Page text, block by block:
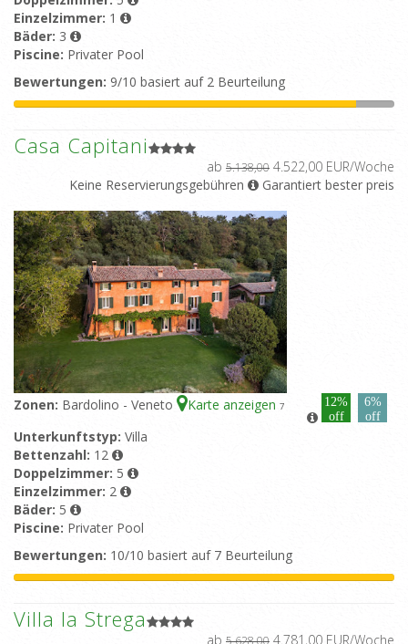
Einzelzimmer: 1
Bäder: 3
Piscine: Privater Pool
Bewertungen: 9/10 basiert auf 2 Beurteilung
Casa Capitani
ab 5.138,00 4.522,00 EUR/Woche
Keine Reservierungsgebühren
Garantiert bester preis
Zonen: Bardolino - Veneto Karte anzeigen 7
12%
off
6%
off
Unterkunftstyp: Villa
Bettenzahl: 12
Doppelzimmer: 5
Einzelzimmer: 2
Bäder: 5
Piscine: Privater Pool
Bewertungen: 10/10 basiert auf 7 Beurteilung
Villa la Strega
ab 5.628,00 4.781,00 EUR/Woche